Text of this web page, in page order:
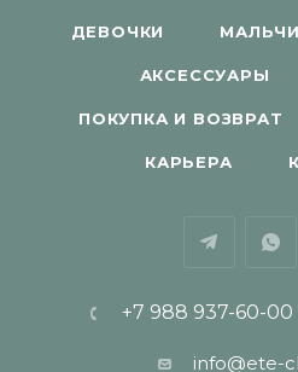
ДЕВОЧКИ
АКСЕССУАРЫ
ПОКУПКА И ВОЗВРАТ
КАРЬЕРА
+7 988 937-60-00
info@ete-